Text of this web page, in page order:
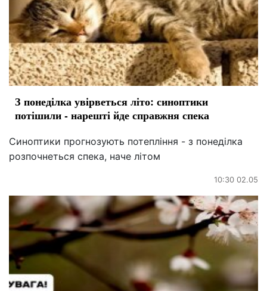
З понеділка увірветься літо: синоптики
потішили - нарешті йде справжня спека
Синоптики прогнозують потепління - з понеділка
розпочнеться спека, наче літом
10:30 02.05